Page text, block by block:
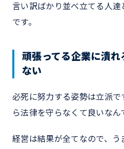
言い訳ばかり並べ立てる人達
です。
頑張ってる企業に潰
ない
必死に努力する姿勢は立派で
ら法律を守らなくて良いなん
経営は結果が全てなので、